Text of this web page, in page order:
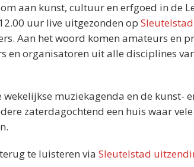
aan kunst, cultuur en erfgoed in de
uur live uitgezonden op
Aan het woord komen amateurs en
en organisatoren uit alle disciplines
muziekagenda en de kunst-
zaterdagochtend een huis waar
te luisteren via Sleutelstad